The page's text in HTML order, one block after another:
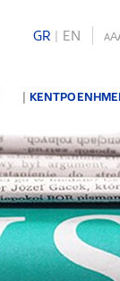
GR | ΕΝ AA
| ΚΕΝΤΡΟ